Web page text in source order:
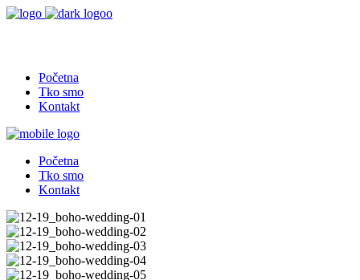
Početna
Tko smo
Kontakt
Početna
Tko smo
Kontakt